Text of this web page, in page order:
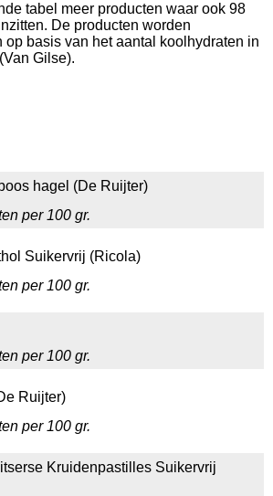
tabel meer producten waar ook 98
De producten worden
basis van het aantal koolhydraten in
Gilse).
hagel (De Ruijter)
per 100 gr.
Suikervrij (Ricola)
per 100 gr.
per 100 gr.
Ruijter)
per 100 gr.
Kruidenpastilles Suikervrij